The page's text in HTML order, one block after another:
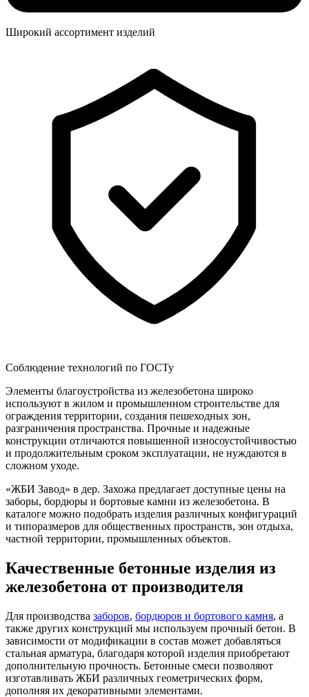
Широкий ассортимент изделий
Соблюдение технологий по ГОСТу
Элементы благоустройства из железобетона широко
используют в жилом и промышленном строительстве для
ограждения территории, создания пешеходных зон,
разграничения пространства. Прочные и надежные
конструкции отличаются повышенной износоустойчивостью
и продолжительным сроком эксплуатации, не нуждаются в
сложном уходе.
«ЖБИ Завод» в дер. Захожа предлагает доступные цены на
заборы, бордюры и бортовые камни из железобетона. В
каталоге можно подобрать изделия различных конфигураций
и типоразмеров для общественных пространств, зон отдыха,
частной территории, промышленных объектов.
Качественные бетонные изделия из
железобетона от производителя
Для производства заборов, бордюров и бортового камня, а
также других конструкций мы используем прочный бетон. В
зависимости от модификации в состав может добавляться
стальная арматура, благодаря которой изделия приобретают
дополнительную прочность. Бетонные смеси позволяют
изготавливать ЖБИ различных геометрических форм,
дополняя их декоративными элементами.